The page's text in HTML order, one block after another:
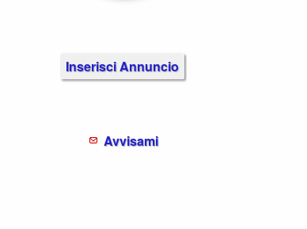
Inserisci Annuncio
Avvisami